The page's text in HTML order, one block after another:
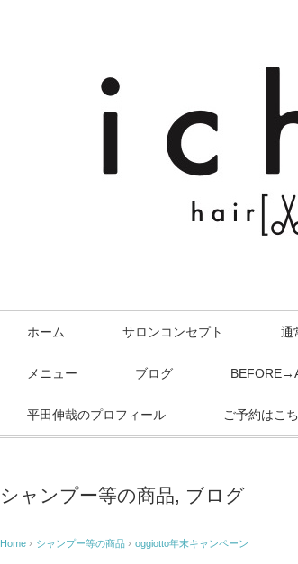
ホーム サロンコンセプト 通
メニュー ブログ
平田伸哉のプロフィール ご予約はこ
シャンプー等の商品, ブログ
Home › シャンプー等の商品 › oggiotto年末キャンペーン